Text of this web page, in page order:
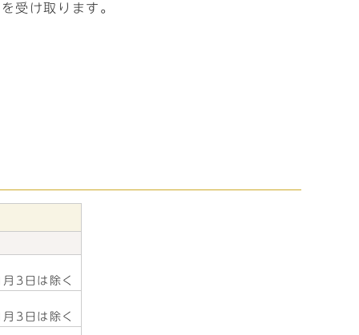
受け取ります。
3日は除く
3日は除く